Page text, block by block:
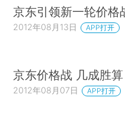
京东引领新一轮价格
2012年08月13日 APP打开
京东价格战 几成胜算
2012年08月07日 APP打开